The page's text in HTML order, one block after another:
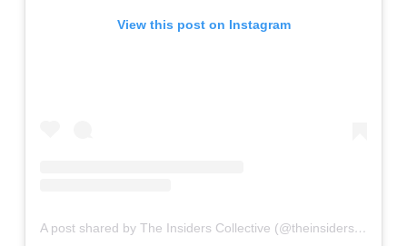
View this post on Instagram
A post shared by The Insiders Collective (@theinsidersco)